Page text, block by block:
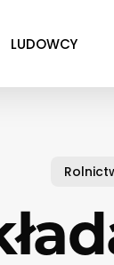
LUDOWCY